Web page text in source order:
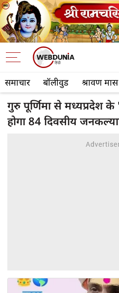
समाचार बॉलीवुड श्रावण
गुरु पूर्णिमा से मध्यप्रदेश के
होगा 84 दिवसीय